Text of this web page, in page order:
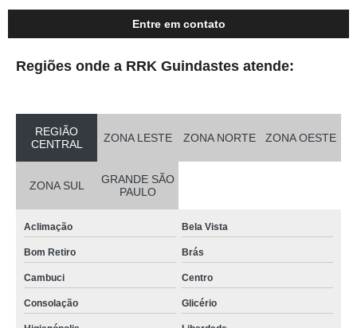
Entre em contato
Regiões onde a RRK Guindastes atende:
REGIÃO
CENTRAL
ZONA LESTE ZONA NORTE ZONA OESTE
ZONA SUL
GRANDE SÃO
PAULO
Aclimação Bela Vista
Bom Retiro Brás
Cambuci Centro
Consolação Glicério